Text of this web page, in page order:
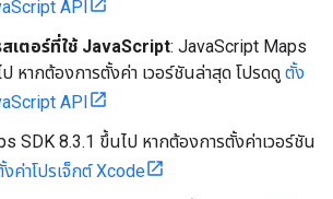
API
เตอร์ที่ใช้ JavaScript: JavaScript Maps
หากต้องการตั้งค่า เวอร์ชันล่าสุด โปรดดู ตั้ง
API
SDK 8.3.1 ขึ้นไป หากต้องการตั้งค่าเวอร์ชัน
งค่าโปรเจ็กต์ Xcode